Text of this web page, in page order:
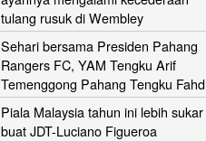
tulang rusuk di Wembley
‘stampede’
Sehari bersama Presiden Pahang
Rangers FC, YAM Tengku Arif
Temenggong Pahang Tengku Fahd
Mua’adzam Shah Ibni Sultan Haji
Ahmad Shah
Piala Malaysia tahun ini lebih sukar
buat JDT-Luciano Figueroa